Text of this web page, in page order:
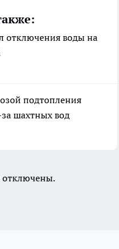
отключения воды на
подтопления
шахтных вод
отключены.